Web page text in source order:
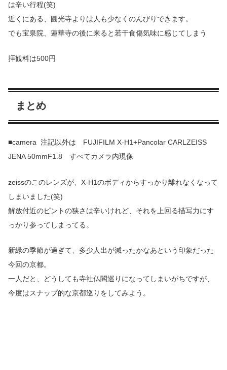
は辛い行程(笑)
近くにある、圓光寺よりは人も少なくのんびりできます。
でも宝泉院、蓮華寺の後に来ると若干食傷気味に感じてしまう
拝観料は500円
まとめ
■camera 注記以外は FUJIFILM X-H1+Pancolar CARLZEISS
JENA 50mmF1.8 すべてカメラ内現像
zeissのこのレンズが、X-H1のボディからすっかり離れなくなって
しまいました(笑)
解放付近のピントの狭さは辛いけれど、それを上回る描写力にす
っかり参ってしまってる。
新緑の季節が過ぎて、多少人出が減ったかなあという印象だった
今回の京都。
一人だと、どうしても寺社仏閣巡りになってしまいがちですが、
今度はスナップ的な京都巡りをしてみよう。